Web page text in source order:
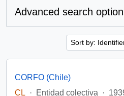
Advanced search
Sort by:
CORFO (Chile)
CL
· Entidad colectiva ·